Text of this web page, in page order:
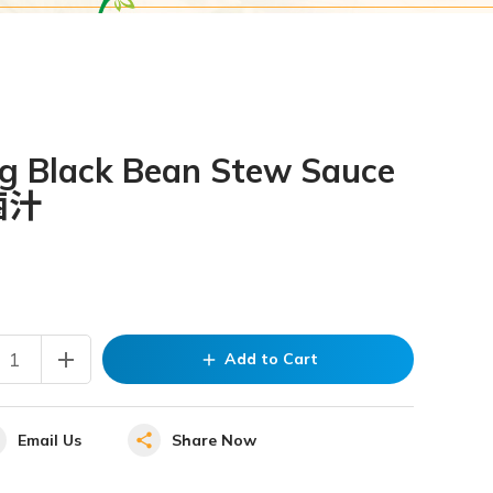
Black Bean Stew Sauce
汁
add add Add to Cart
Email Us Share Now